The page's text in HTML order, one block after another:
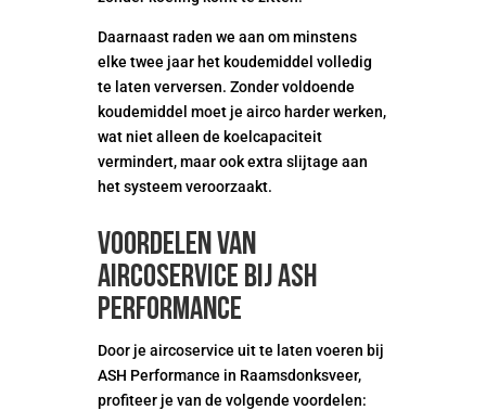
Daarnaast raden we aan om minstens
elke twee jaar het koudemiddel volledig
te laten verversen. Zonder voldoende
koudemiddel moet je airco harder werken,
wat niet alleen de koelcapaciteit
vermindert, maar ook extra slijtage aan
het systeem veroorzaakt.
Voordelen van
aircoservice bij ASH
Performance
Door je aircoservice uit te laten voeren bij
ASH Performance in Raamsdonksveer,
profiteer je van de volgende voordelen: